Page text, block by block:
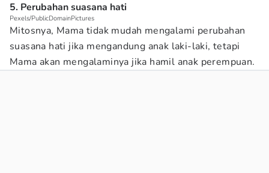
5. Perubahan suasana hati
Pexels/PublicDomainPictures
Mitosnya, Mama tidak mudah mengalami perubahan
suasana hati jika mengandung anak laki-laki, tetapi
Mama akan mengalaminya jika hamil anak perempuan.